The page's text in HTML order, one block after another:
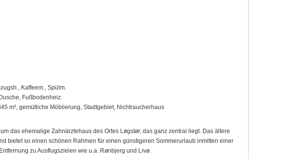
Kaffeem., Spülm.
Fußbodenheiz.
m², gemütliche Möblierung, Stadtgebiet, Nichtraucherhaus
das ehemalige Zahnärztehaus des Ortes Løgstør, das ganz zentral liegt. Das ältere
bietet so einen schönen Rahmen für einen günstigeren Sommerurlaub inmitten einer
zu Ausflugszielen wie u.a. Rønbjerg und Livø.